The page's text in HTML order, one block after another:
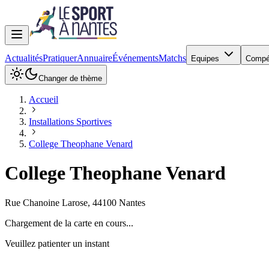
ActualitésPratiquerAnnuaireÉvénementsMatchs Equipes
Changer de thème
Accueil
Installations Sportives
College Theophane Venard
College Theophane Venard
Rue Chanoine Larose, 44100 Nantes
Chargement de la carte en cours...
Veuillez patienter un instant